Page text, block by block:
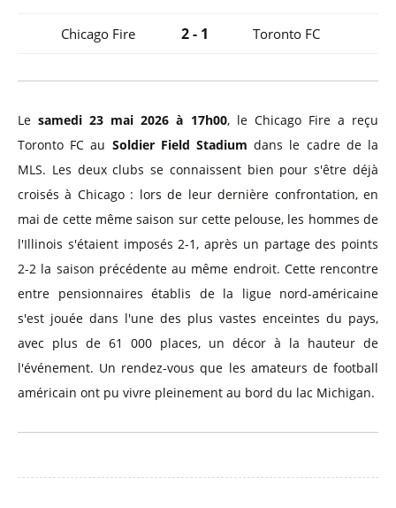
Chicago Fire 2 - 1 Toronto FC
Lesamedi 23 mai 2026 à 17h00, le Chicago Fire a reçu
Toronto FC au Soldier Field Stadium dans le cadre de la
MLS. Les deux clubs se connaissent bien pour s'être déjà
croisés à Chicago : lors de leur dernière confrontation, en
mai de cette même saison sur cette pelouse, les hommes de
l'Illinois s'étaient imposés 2-1, après un partage des points
2-2 la saison précédente au même endroit. Cette rencontre
entre pensionnaires établis de la ligue nord-américaine
s'est jouée dans l'une des plus vastes enceintes du pays,
avec plus de 61 000 places, un décor à la hauteur de
l'événement. Un rendez-vous que les amateurs de football
américain ont pu vivre pleinement au bord du lac Michigan.